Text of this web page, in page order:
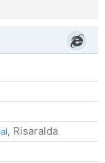
, Risaralda